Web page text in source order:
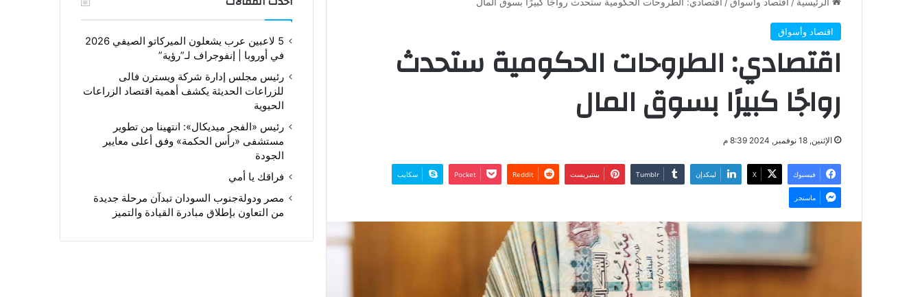
اقتصاد وأسواق
اقتصادي: الطروحات الحكومية ستحدث
رواجًا كبيرًا بسوق المال
الإثنين, 18 نوفمبر, 2024 8:39 م
فيسبوك ‫X لينكدإن بينتيريست ‫Pocket سكايب
ماسنجر
5 لاعبين عرب يشعلون الميركاتو الصيفي 2026
في أوروبا | إنفوجراف لـ”رؤية”
رئيس مجلس إدارة شركة ويسترن فالى
للزراعات الحديثة يكشف أهمية اقتصاد الزراعات
الحيوية
رئيس «الفجر ميديكال»: انتهينا من تطوير
مستشفى «رأس الحكمة» وفق أعلى معايير
الجودة
فراقك يا أمي
مصر ودولةجنوب السودان تبدآن مرحلة جديدة
من التعاون بإطلاق مبادرة القيادة والتميز